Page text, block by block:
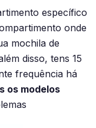
específico
onde
mochila de
disso, tens 15
frequência há
os modelos